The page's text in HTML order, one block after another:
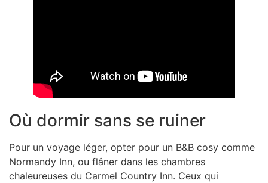
Où dormir sans se ruiner
Pour un voyage léger, opter pour un B&B cosy comme
Normandy Inn, ou flâner dans les chambres
chaleureuses du Carmel Country Inn. Ceux qui